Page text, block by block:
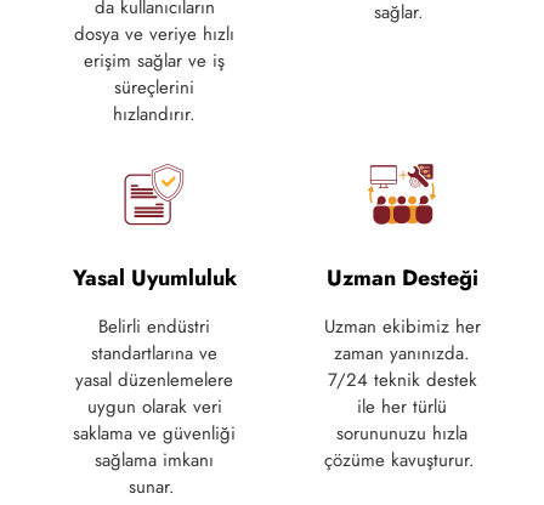
da kullanıcıların
dosya ve veriye hızlı
erişim sağlar ve iş
süreçlerini
hızlandırır.
sağlar.
Yasal Uyumluluk
Belirli endüstri
standartlarına ve
yasal düzenlemelere
uygun olarak veri
saklama ve güvenliği
sağlama imkanı
sunar.
Uzman Desteği
Uzman ekibimiz her
zaman yanınızda.
7/24 teknik destek
ile her türlü
sorununuzu hızla
çözüme kavuşturur.